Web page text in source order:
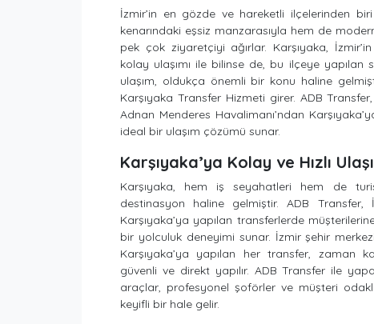
İzmir’in en gözde ve hareketli ilçelerinden
kenarındaki eşsiz manzarasıyla hem de
pek çok ziyaretçiyi ağırlar. Karşıyaka,
kolay ulaşımı ile bilinse de, bu ilçeye yapılan
ulaşım, oldukça önemli bir konu haline
Karşıyaka Transfer Hizmeti girer. ADB
Adnan Menderes Havalimanı’ndan
ideal bir ulaşım çözümü sunar.
Karşıyaka’ya Kolay ve Hızlı
Karşıyaka, hem iş seyahatleri hem de
destinasyon haline gelmiştir. ADB Transfer,
Karşıyaka’ya yapılan transferlerde
bir yolculuk deneyimi sunar. İzmir şehir
Karşıyaka’ya yapılan her transfer, zaman
güvenli ve direkt yapılır. ADB Transfer ile
araçlar, profesyonel şoförler ve müşteri
keyifli bir hale gelir.